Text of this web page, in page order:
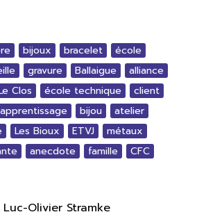
bijoux bracelet
école
gravure Ballaigue
alliance
Clos école technique
client
apprentissage bijou
atelier
Les Bioux ETVJ
métaux
anecdote famille CFC
Luc-Olivier Stramke